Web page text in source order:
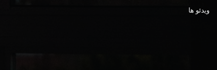
ویدئو ها